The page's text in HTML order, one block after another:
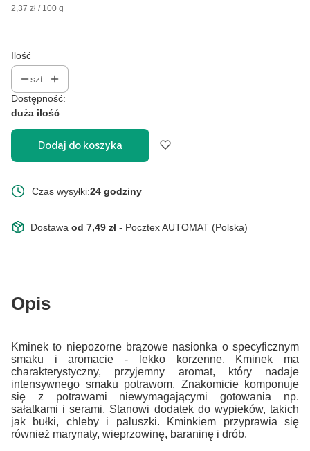
2,37 zł / 100 g
Ilość
szt.
Dostępność:
duża ilość
Dodaj do koszyka
Czas wysyłki:24 godziny
Dostawa od 7,49 zł - Pocztex AUTOMAT (Polska)
Opis
Kminek to niepozorne brązowe nasionka o specyficznym
smaku i aromacie - lekko korzenne. Kminek ma
charakterystyczny, przyjemny aromat, który nadaje
intensywnego smaku potrawom. Znakomicie komponuje
się z potrawami niewymagającymi gotowania np.
sałatkami i serami. Stanowi dodatek do wypieków, takich
jak bułki, chleby i paluszki. Kminkiem przyprawia się
również marynaty, wieprzowinę, baraninę i drób.